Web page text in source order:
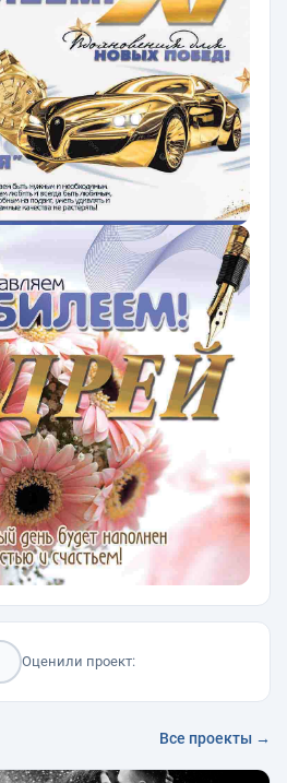
Оценили проект:
Все проекты →